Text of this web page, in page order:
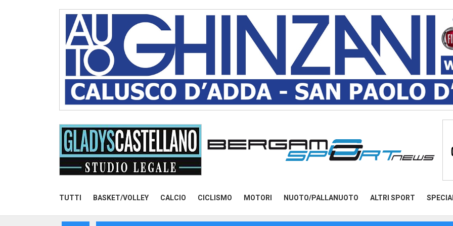
TUTTI BASKET/VOLLEY CALCIO CICLISMO MOTORI NUOTO/PALLANUOTO ALTRI SPORT